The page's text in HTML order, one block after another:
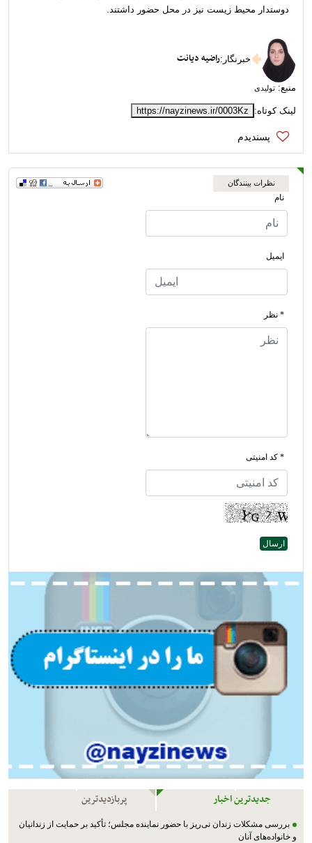
دوستدار محیط زیست نیز در محل حضور داشتند.
خبرنگار :راضیه دیانت
منبع: تولیدی
لینک کوتاه: https://nayzinews.ir/0003Kz
نظرات بینندگان
نام
ایمیل
* نظر
* کد امنیتی
جدیدترین اخبار پربازدیدترین
بررسی مشکلات زندان نی‌ریز با حضور نماینده مجلس؛ تأکید بر حمایت از زندانیان
و خانواده‌های آنان